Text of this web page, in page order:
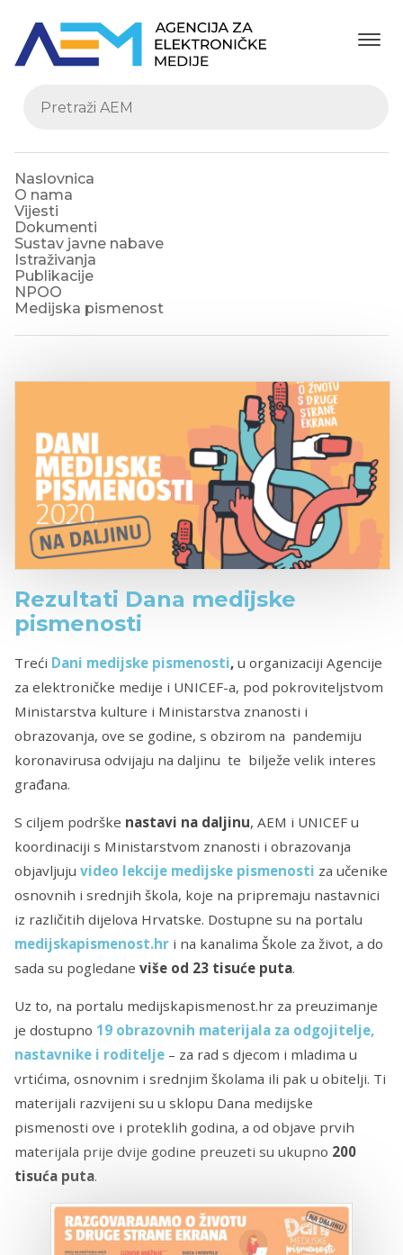
Naslovnica
O nama
Vijesti
Dokumenti
Sustav javne nabave
Istraživanja
Publikacije
NPOO
Medijska pismenost
Rezultati Dana medijske
pismenosti
Treći Dani medijske pismenosti, u organizaciji Agencije
za elektroničke medije i UNICEF-a, pod pokroviteljstvom
Ministarstva kulture i Ministarstva znanosti i
obrazovanja, ove se godine, s obzirom na pandemiju
koronavirusa odvijaju na daljinu te bilježe velik interes
građana.
S ciljem podrške nastavi na daljinu, AEM i UNICEF u
koordinaciji s Ministarstvom znanosti i obrazovanja
objavljuju video lekcije medijske pismenosti za učenike
osnovnih i srednjih škola, koje na pripremaju nastavnici
iz različitih dijelova Hrvatske. Dostupne su na portalu
medijskapismenost.hr i na kanalima Škole za život, a do
sada su pogledane više od 23 tisuće puta.
Uz to, na portalu medijskapismenost.hr za preuzimanje
je dostupno 19 obrazovnih materijala za odgojitelje,
nastavnike i roditelje – za rad s djecom i mladima u
vrtićima, osnovnim i srednjim školama ili pak u obitelji. Ti
materijali razvijeni su u sklopu Dana medijske
pismenosti ove i proteklih godina, a od objave prvih
materijala prije dvije godine preuzeti su ukupno 200
tisuća puta.